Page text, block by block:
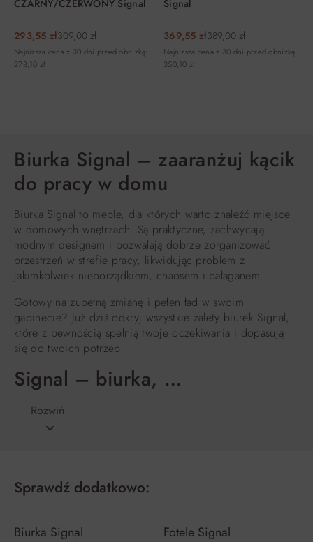
CZARNY/CZERWONY Signal
293,55 zł309,00 zł
Najniższa cena z 30 dni przed obniżką:
278,10 zł
Signal
369,55 zł389,00 zł
Najniższa cena z 30 dni przed obniżką:
350,10 zł
Biurka Signal – zaaranżuj kącik
do pracy w domu
Biurka Signal to meble, dla których warto znaleźć miejsce
w domowych wnętrzach. Są praktyczne, zachwycają
modnym designem i pozwalają dobrze zorganizować
przestrzeń w strefie pracy, likwidując problem z
jakimkolwiek nieporządkiem, chaosem i bałaganem.
Gotowy na zupełną zmianę i pełen ład w swoim
gabinecie? Już dziś odkryj wszystkie zalety biurek Signal,
które z pewnością spełnią twoje oczekiwania i dopasują
się do twoich potrzeb.
Signal – biurka, …
Rozwiń
Sprawdź dodatkowo:
Biurka Signal
Fotele Signal